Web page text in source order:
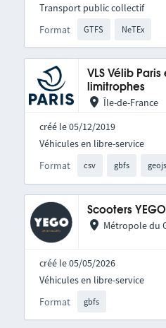
Format GTFS NeTEx
Transport public collectif
VLS Vélib
limitrophes
Île-de-France
créé le 05/12/2019
Format csv gbfs
Véhicules en libre-service
Scooters
Métropole du
créé le 05/05/2026
Format gbfs
Véhicules en libre-service